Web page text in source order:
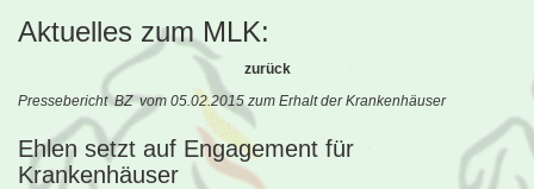
Aktuelles zum MLK:
zurück
Pressebericht BZ vom 05.02.2015 zum Erhalt der Krankenhäuser
Ehlen setzt auf Engagement für
Krankenhäuser